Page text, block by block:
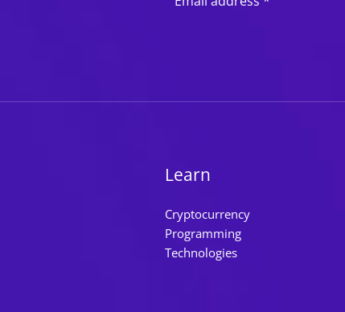
Learn
Cryptocurrency
Programming
Technologies